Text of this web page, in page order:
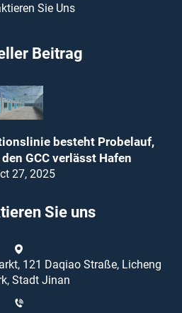
Sie Uns
Beitrag
besteht Probelauf,
GCC verlässt Hafen
27, 2025
Sie uns
121 Daqiao Straße, Licheng
Stadt Jinan